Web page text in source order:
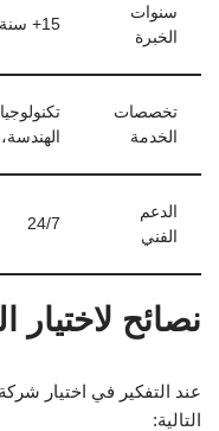
سنوات
الخبرة
15+ سنة
تخصصات
الخدمة
الدعم
الفني
24/7
نصائح لاختيار
عند التفكير في اختيار
التالية: